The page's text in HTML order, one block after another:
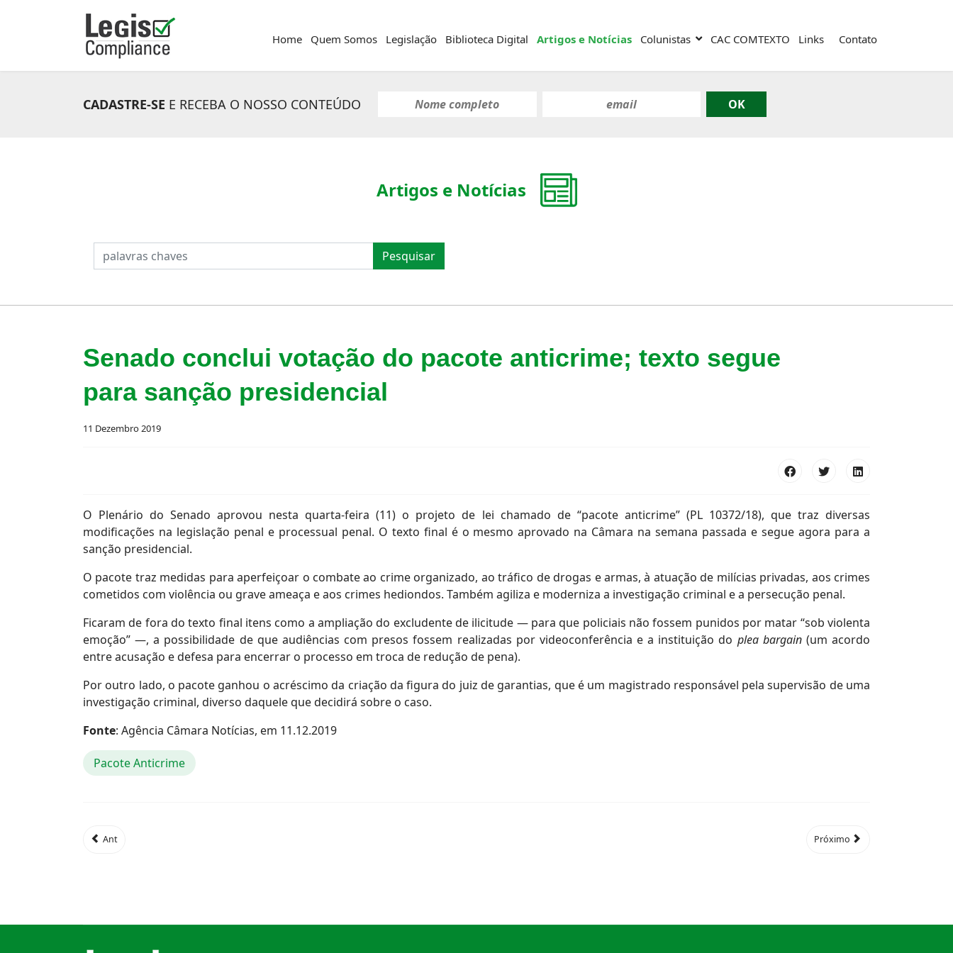
Home Quem Somos Legislação Biblioteca Digital Artigos e Notícias Colunistas CAC COMTEXTO Links Contato
CADASTRE-SE E RECEBA O NOSSO CONTEÚDO
PESQUISAR Pesquisar
Artigos e Notícias
Senado conclui votação do pacote anticrime; texto segue
para sanção presidencial
11 Dezembro 2019
O Plenário do Senado aprovou nesta quarta-feira (11) o projeto de lei chamado de “pacote anticrime” (PL 10372/18), que traz diversas
modificações na legislação penal e processual penal. O texto final é o mesmo aprovado na Câmara na semana passada e segue agora para a
sanção presidencial.
O pacote traz medidas para aperfeiçoar o combate ao crime organizado, ao tráfico de drogas e armas, à atuação de milícias privadas, aos crimes
cometidos com violência ou grave ameaça e aos crimes hediondos. Também agiliza e moderniza a investigação criminal e a persecução penal.
Ficaram de fora do texto final itens como a ampliação do excludente de ilicitude — para que policiais não fossem punidos por matar “sob violenta
emoção” —, a possibilidade de que audiências com presos fossem realizadas por videoconferência e a instituição do plea bargain(um acordo
entre acusação e defesa para encerrar o processo em troca de redução de pena).
Por outro lado, o pacote ganhou o acréscimo da criação da figura do juiz de garantias, que é um magistrado responsável pela supervisão de uma
investigação criminal, diverso daquele que decidirá sobre o caso.
Fonte: Agência Câmara Notícias, em 11.12.2019
Pacote Anticrime
Ant Próximo